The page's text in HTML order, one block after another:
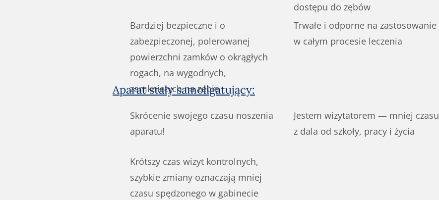
dostępu do zębów
Bardziej bezpieczne i o
zabezpieczonej, polerowanej
powierzchni zamków o okrągłych
rogach, na wygodnych,
zamkniętych na zębie
Trwałe i odporne na zastosowanie
w całym procesie leczenia
Aparat stały samoligatujący:
Skrócenie swojego czasu noszenia
aparatu!
Jestem wizytatorem — mniej czasu
z dala od szkoły, pracy i życia
Krótszy czas wizyt kontrolnych,
szybkie zmiany oznaczają mniej
czasu spędzonego w gabinecie